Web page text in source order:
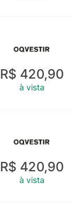
R$ 420,90
à vista
R$ 420,90
à vista